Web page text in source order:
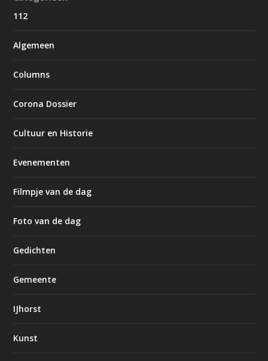
112
Algemeen
Columns
Corona Dossier
Cultuur en Historie
Evenementen
Filmpje van de dag
Foto van de dag
Gedichten
Gemeente
IJhorst
Kunst